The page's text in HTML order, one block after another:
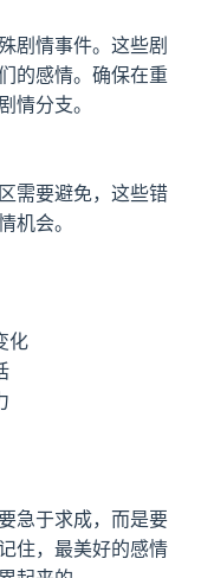
剧情事件。这些剧
的感情。确保在重
情分支。
需要避免，这些错
机会。
化
急于求成，而是要
住，最美好的感情